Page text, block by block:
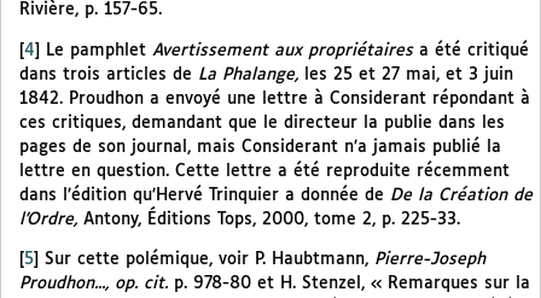
Rivière, p. 157-65.
[4] Le pamphlet Avertissement aux propriétairesa été critiqué
dans trois articles de La Phalange, les 25 et 27 mai, et 3 juin
1842. Proudhon a envoyé une lettre à Considerant répondant à
ces critiques, demandant que le directeur la publie dans les
pages de son journal, mais Considerant n’a jamais publié la
lettre en question. Cette lettre a été reproduite récemment
dans l’édition qu’Hervé Trinquier a donnée de De la Création de
l’Ordre, Antony, Éditions Tops, 2000, tome 2, p. 225-33.
5 Sur cette polémique, voir P. Haubtmann, Pierre-Joseph
Proudhon..., op. cit. p. 978-80 et H. Stenzel, « Remarques sur la